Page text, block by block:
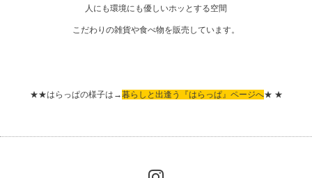
人にも環境にも優しいホッとする空間
こだわりの雑貨や食べ物を販売しています。
★★はらっぱの様子は→暮らしと出逢う『はらっぱ』 ページへ★ ★